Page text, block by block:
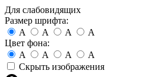
Для слабовидящих
Размер шрифта:
A
A A
A
Цвет фона:
A
A A
A
Скрыть изображения